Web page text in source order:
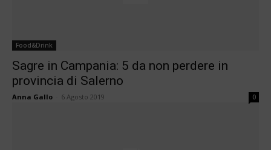
Food&Drink
Sagre in Campania: 5 da non perdere in
provincia di Salerno
Anna Gallo 6 Agosto 2019 0